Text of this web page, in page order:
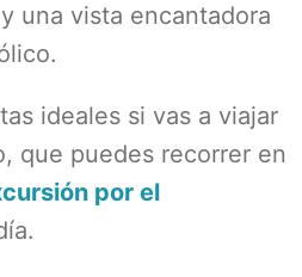
una vista encantadora
ideales si vas a viajar
que puedes recorrer en
por el